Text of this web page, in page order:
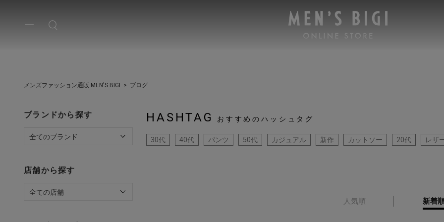
メンズファッション通販 MEN'S BIGI ブログ
ブランドから探す
店舗から探す
HASHTAG おすすめのハッシュタグ
30代 40代 パンツ 50代 カジュアル 新作 カットソー 20代 レザ
人気順 新着